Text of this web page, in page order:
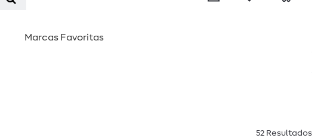
Marcas Favoritas
52 Resultados